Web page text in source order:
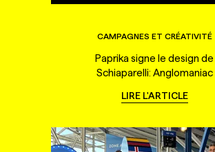
CAMPAGNES ET CRÉATIVITÉ
Paprika signe le design de
Schiaparelli: Anglomaniac
LIRE L'ARTICLE